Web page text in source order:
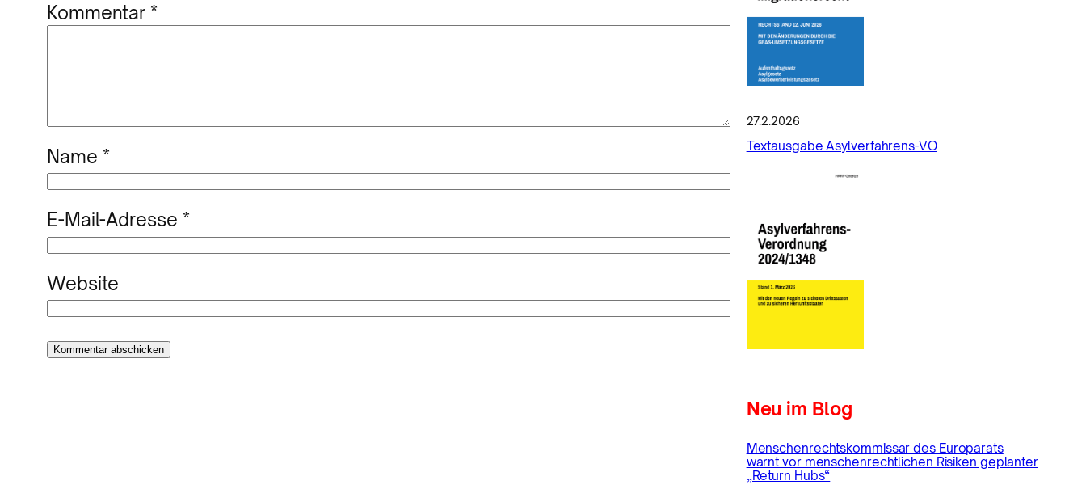
Kommentar *
Name *
E-Mail-Adresse *
Website
27.2.2026
Textausgabe Asylverfahrens-VO
Neu im Blog
Menschenrechtskommissar des Europarats
warnt vor menschenrechtlichen Risiken geplanter
„Return Hubs“